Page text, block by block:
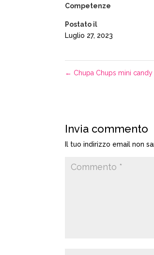
Competenze
Postato il
Luglio 27, 2023
← Chupa Chups mini candy
Invia commento
Il tuo indirizzo email non